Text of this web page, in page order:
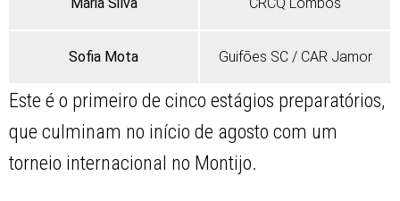
Sofia Mota Guifões SC / CAR Jamor
Este é o primeiro de cinco estágios preparatórios,
que culminam no início de agosto com um
torneio internacional no Montijo.